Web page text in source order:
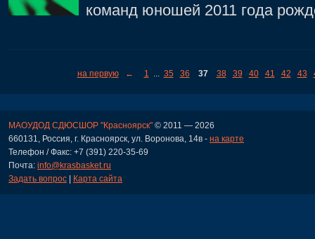
команд юношей 2011 года
на первую ← 1 ... 35 36 37 38 39 40 41 42 43
МАОУДОД СДЮСШОР "Красноярск" © 2011 — 2026
660131, Россия, г. Красноярск, ул. Воронова, 14в - на карте
Телефон / Факс: +7 (391) 220-35-69
Почта: info@krasbasket.ru
Задать вопрос
Карта сайта